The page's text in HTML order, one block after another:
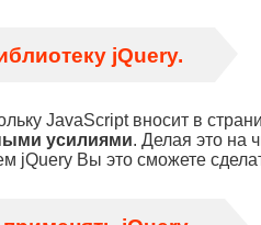
jQuery.
JavaScript вносит в
усилиями. Делая это на
jQuery Вы это сможете